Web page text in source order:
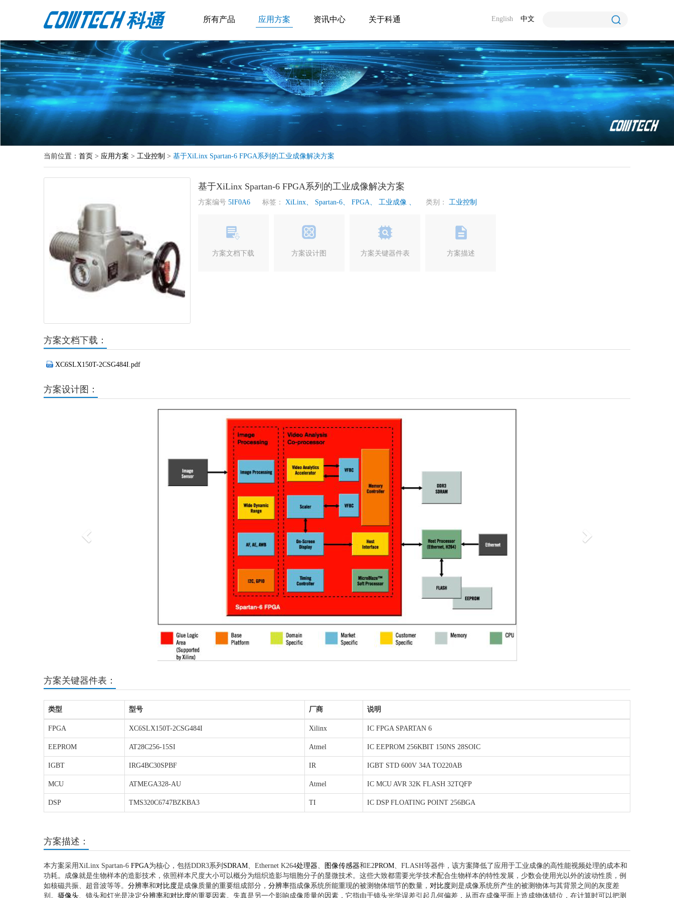
所有产品 应用方案 资讯中心 关于科通 English 中文
当前位置： 首页 > 应用方案 > 工业控制 > 基于XiLinx Spartan-6 FPGA系列的工业成像解决方案
基于XiLinx Spartan-6 FPGA系列的工业成像解决方案
方案编号 5IF0A6 标签： XiLinx、 Spartan-6、 FPGA、 工业成像 、 类别： 工业控制
方案文档下载 方案设计图 方案关键器件表 方案描述
方案文档下载：
XC6SLX150T-2CSG484I.pdf
方案设计图：
方案关键器件表：
类型 型号 厂商 说明
FPGA XC6SLX150T-2CSG484I Xilinx IC FPGA SPARTAN 6
EEPROM AT28C256-15SI Atmel IC EEPROM 256KBIT 150NS 28SOIC
IGBT IRG4BC30SPBF IR IGBT STD 600V 34A TO220AB
MCU ATMEGA328-AU Atmel IC MCU AVR 32K FLASH 32TQFP
DSP TMS320C6747BZKBA3 TI IC DSP FLOATING POINT 256BGA
方案描述：
本方案采用XiLinx Spartan-6 FPGA为核心，包括DDR3系列 SDRAM、Ethernet K264处理器、 图像传感器和E2PROM、FLASH等器件，该方案降低了应用于工业成像的高性能视频处理的成本和
功耗。成像就是生物样本的造影技术，依照样本尺度大小可以概分为组织造影与细胞分子的显微技术。这些大致都需要光学技术配合生物样本的特性发展，少数会使用光以外的波动性质，例
如核磁共振、超音波等等。 分辨率和对比度是成像质量的重要组成部分， 分辨率指成像系统所能重现的被测物体细节的数量， 对比度则是成像系统所产生的被测物体与其背景之间的灰度差
别。 摄像头、镜头和灯光是决定分辨率和对比度的重要因素。失真是另一个影响成像质量的因素，它指由于镜头光学误差引起几何偏差，从而在成像平面上造成物体错位，在计算时可以把测